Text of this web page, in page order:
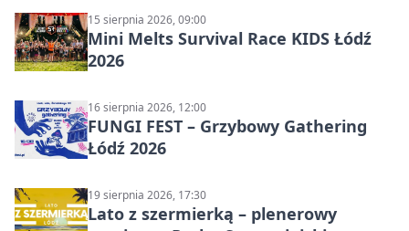
15 sierpnia 2026, 09:00
Mini Melts Survival Race KIDS Łódź
2026
16 sierpnia 2026, 12:00
FUNGI FEST – Grzybowy Gathering
Łódź 2026
19 sierpnia 2026, 17:30
Lato z szermierką – plenerowy